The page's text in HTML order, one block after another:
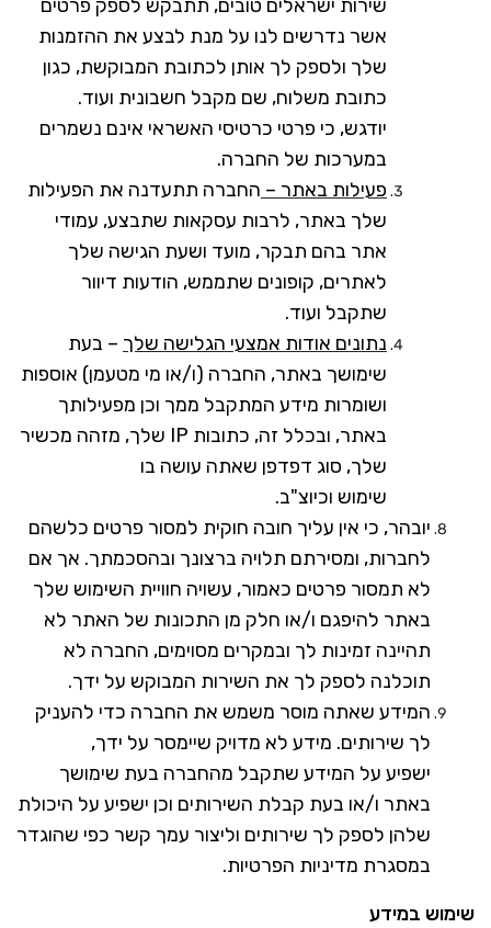
שירות ישראלים טובים, תתבקש לספק פרטים
אשר נדרשים לנו על מנת לבצע את ההזמנות
שלך ולספק לך אותן לכתובת המבוקשת, כגון
כתובת משלוח, שם מקבל חשבונית ועוד.
יודגש, כי פרטי כרטיסי האשראי אינם נשמרים
במערכות של החברה.
פעילות באתר – החברה תתעדנה את הפעילות
שלך באתר, לרבות עסקאות שתבצע, עמודי
אתר בהם תבקר, מועד ושעת הגישה שלך
לאתרים, קופונים שתממש, הודעות דיוור
שתקבל ועוד.
נתונים אודות אמצעי הגלישה שלך – בעת
שימושך באתר, החברה (ו/או מי מטעמן) אוספות
ושומרות מידע המתקבל ממך וכן מפעילותך
באתר, ובכלל זה, כתובות IP שלך, מזהה מכשיר
שלך, סוג דפדפן שאתה עושה בו
שימוש וכיוצ"ב.
יובהר, כי אין עליך חובה חוקית למסור פרטים כלשהם
לחברות, ומסירתם תלויה ברצונך ובהסכמתך. אך אם
לא תמסור פרטים כאמור, עשויה חוויית השימוש שלך
באתר להיפגם ו/או חלק מן התכונות של האתר לא
תהיינה זמינות לך ובמקרים מסוימים, החברה לא
תוכלנה לספק לך את השירות המבוקש על ידך.
המידע שאתה מוסר משמש את החברה כדי להעניק
לך שירותים. מידע לא מדויק שיימסר על ידך,
ישפיע על המידע שתקבל מהחברה בעת שימושך
באתר ו/או בעת קבלת השירותים וכן ישפיע על היכולת
שלהן לספק לך שירותים וליצור עמך קשר כפי שהוגדר
במסגרת מדיניות הפרטיות.
שימוש במידע